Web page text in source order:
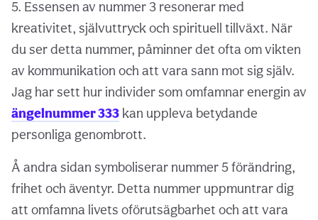
5. Essensen av nummer 3 resonerar med
kreativitet, självuttryck och spirituell tillväxt. När
du ser detta nummer, påminner det ofta om vikten
av kommunikation och att vara sann mot sig själv.
Jag har sett hur individer som omfamnar energin av
ängelnummer 333 kan uppleva betydande
personliga genombrott.
Å andra sidan symboliserar nummer 5 förändring,
frihet och äventyr. Detta nummer uppmuntrar dig
att omfamna livets oförutsägbarhet och att vara